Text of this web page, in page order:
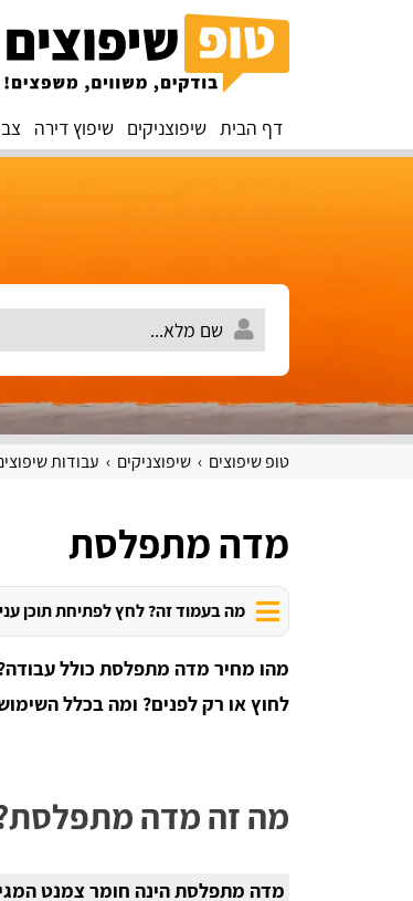
דף הבית שיפוצניקים שיפוץ דירה
טופ שיפוצים שיפוצניקים עבודות
מדה מתפלסת
מה בעמוד זה? לחץ לפתיחת תוכן
מהו מחיר מדה מתפלסת כולל
לחוץ או רק לפנים? ומה בכלל
מה זה מדה
מדה מתפלסת הינה חומר צמנט